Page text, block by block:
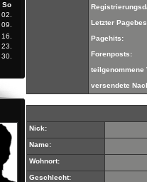
So
02.
09.
16.
23.
30.
Letzter
Pagehits:
Forenposts:
teilgenommene
versendete
Nick:
Name:
Wohnort:
Geschlecht: